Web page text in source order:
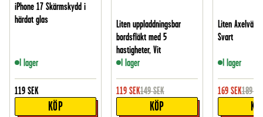
iPhone 17 Skärmskydd i
härdat glas
I lager
119 SEK
KÖP
Liten uppladdningsbar
bordsfläkt med 5
hastigheter, Vit
I lager
119 SEK149 SEK
KÖP
Liten
Svart
I lager
169 SEK189